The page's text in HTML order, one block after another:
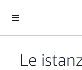
Le